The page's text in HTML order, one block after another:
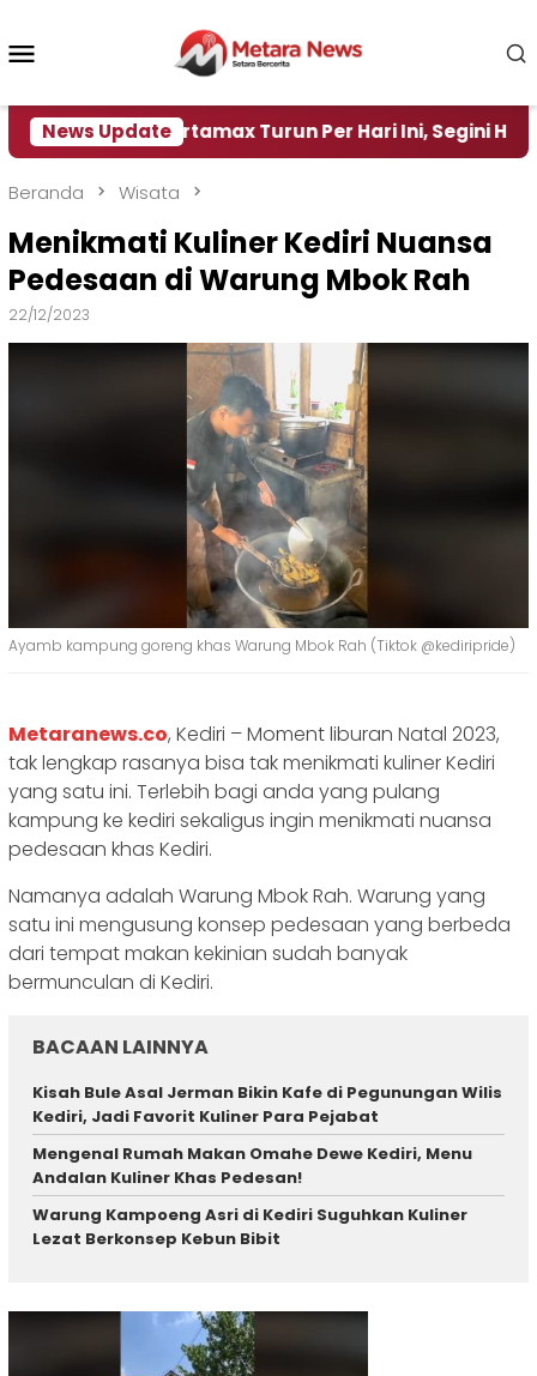
konten
News Update
Pertamax Turun Per Hari Ini, Segini Harganya
Beranda Wisata
Menikmati Kuliner Kediri Nuansa
Pedesaan di Warung Mbok Rah
22/12/2023
Ayamb kampung goreng khas Warung Mbok Rah (Tiktok @kediripride)
Metaranews.co, Kediri – Moment liburan Natal 2023,
tak lengkap rasanya bisa tak menikmati kuliner Kediri
yang satu ini. Terlebih bagi anda yang pulang
kampung ke kediri sekaligus ingin menikmati nuansa
pedesaan khas Kediri.
Namanya adalah Warung Mbok Rah. Warung yang
satu ini mengusung konsep pedesaan yang berbeda
dari tempat makan kekinian sudah banyak
bermunculan di Kediri.
BACAAN LAINNYA
Kisah Bule Asal Jerman Bikin Kafe di Pegunungan Wilis
Kediri, Jadi Favorit Kuliner Para Pejabat
Mengenal Rumah Makan Omahe Dewe Kediri, Menu
Andalan Kuliner Khas Pedesan!
Warung Kampoeng Asri di Kediri Suguhkan Kuliner
Lezat Berkonsep Kebun Bibit